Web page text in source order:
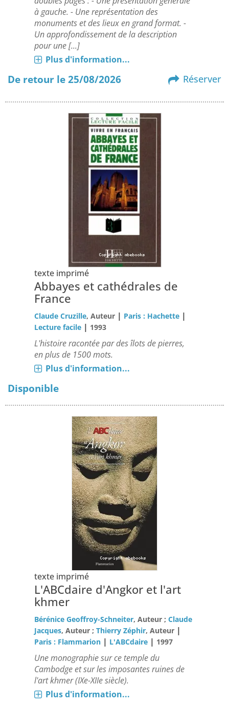
à gauche. - Une représentation des
monuments et des lieux en grand format. -
Un approfondissement de la description
pour une [...]
Plus d'information...
Réserver
De retour le 25/08/2026
texte imprimé
Abbayes et cathédrales de
France
Claude Cruzille, Auteur | Paris : Hachette |
Lecture facile | 1993
L'histoire racontée par des îlots de pierres,
en plus de 1500 mots.
Plus d'information...
Disponible
texte imprimé
L'ABCdaire d'Angkor et l'art
khmer
Bérénice Geoffroy-Schneiter, Auteur ;Claude
Jacques, Auteur ;Thierry Zéphir, Auteur |
Paris : Flammarion | L'ABCdaire | 1997
Une monographie sur ce temple du
Cambodge et sur les imposantes ruines de
l'art khmer (IXe-XIIe siècle).
Plus d'information...